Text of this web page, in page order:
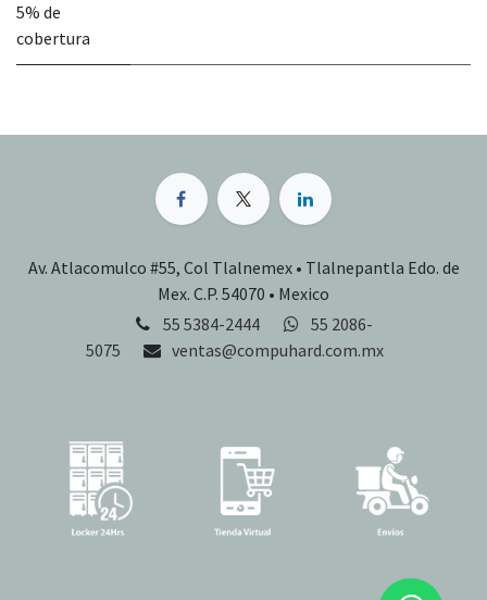
5% de
cobertura
Av. Atlacomulco #55, Col Tlalnemex • Tlalnepantla Edo. de
Mex. C.P. 54070 • Mexico
55 5384-2444
55 2086-
5075
ventas@compuhard.com.mx